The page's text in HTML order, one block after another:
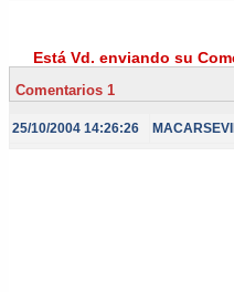
Está Vd. enviando su
Comentarios 1
25/10/2004 14:26:26